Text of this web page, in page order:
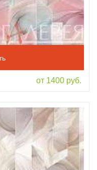
от 1400 руб.